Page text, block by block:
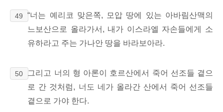
49
“너는 예리코 맞은쪽, 모압 땅에 있는 아바림산맥의
느보산으로 올라가서, 내가 이스라엘 자손들에게 소
유하라고 주는 가나안 땅을 바라보아라.
50
그리고 너의 형 아론이 호르산에서 죽어 선조들 곁으
로 간 것처럼, 너도 네가 올라간 산에서 죽어 선조들
곁으로 가야 한다.